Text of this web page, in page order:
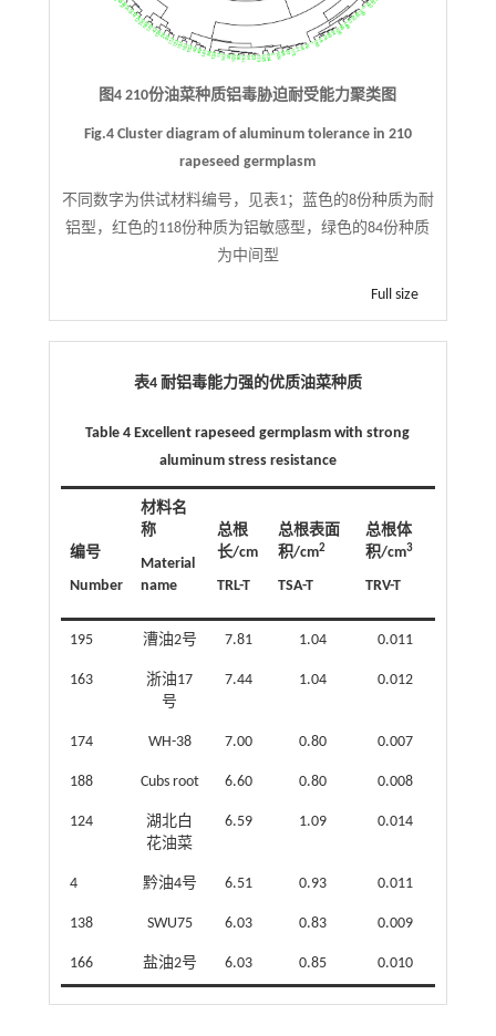
图4 210份油菜种质铝毒胁迫耐受能力聚类图
Fig.4 Cluster diagram of aluminum tolerance in 210
rapeseed germplasm
不同数字为供试材料编号，见表1；蓝色的8份种质为耐
铝型，红色的118份种质为铝敏感型，绿色的84份种质
为中间型
Full size
表4 耐铝毒能力强的优质油菜种质
Table 4 Excellent rapeseed germplasm with strong
aluminum stress resistance
编号
Number
材料名
称
Material
name
总根
长/cm
TRL-T
总根表面
积/cm2
TSA-T
总根体
积/cm3
TRV-T
195 漕油2号 7.81 1.04 0.011
163
浙油17
号
7.44 1.04 0.012
174 WH-38 7.00 0.80 0.007
188 Cubs root 6.60 0.80 0.008
124
湖北白
花油菜
6.59 1.09 0.014
4 黔油4号 6.51 0.93 0.011
138 SWU75 6.03 0.83 0.009
166 盐油2号 6.03 0.85 0.010